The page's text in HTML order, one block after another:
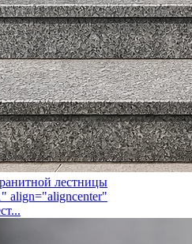
лестницы
align="aligncenter"